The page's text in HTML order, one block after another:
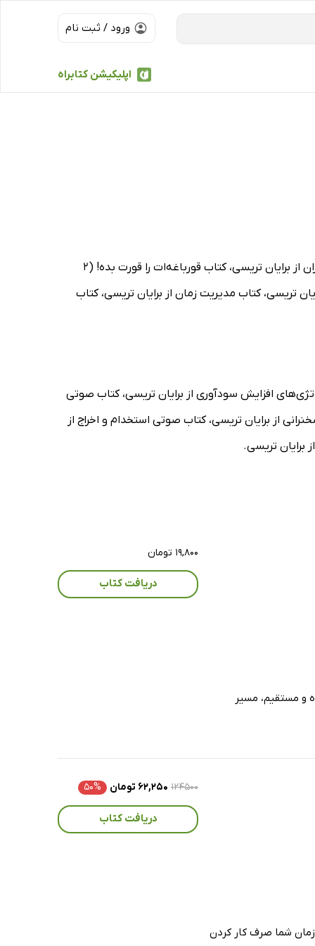
ورود / ثبت نام
اپلیکیشن کتابراه
از جمله کتاب قدرت بیان از برایان تریسی، کتاب فروش موفق از کریستینا تریسی، کتاب قدرت جذبه از ران آردن، کتاب مدیریت بحران از برایان تریسی، کتاب قورباغه‌ات را قورت بده! (2
از برایان تریسی، کتاب مدیریت زمان از برایان تریسی، کتاب
افزایش سودآوری از برایان تریسی، کتاب صوتی
از برایان تریسی، کتاب صوتی استخدام و اخراج از
برایان تریسی.
و مستقیم، مسیر
۱۹,۸۰۰ تومان
دریافت کتاب
زمان شما صرف کار کردن
۱۲۴۵۰۰ ۶۲,۲۵۰ تومان ۵۰%
دریافت کتاب